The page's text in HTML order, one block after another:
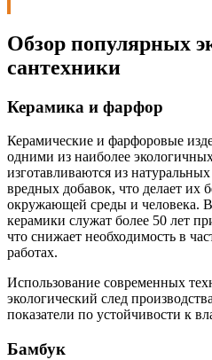
Обзор популярных
сантехники
Керамика и фарфор
Керамические и фарфоровые
одними из наиболее
изготавливаются из
вредных добавок, что делает их
окружающей среды и человека.
керамики служат более 50 лет
что снижает необходимость в
работах.
Использование современных
экологический след
показатели по устойчивости к
Бамбук